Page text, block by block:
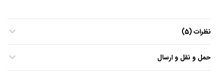
نظرات (5)
حمل و نقل و ارسال